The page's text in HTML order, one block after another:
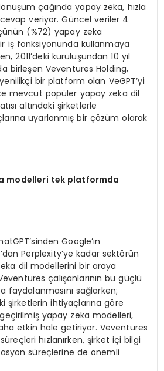
çağında yapay zeka, hızla
veriyor. Güncel veriler 4
(%72) yapay zeka
iş fonksiyonunda kullanmaya
2011’deki kuruluşundan 10 yıl
birleşen Veventures Holding,
bir platform olan VeGPT’yi
mevcut popüler yapay zeka dil
altındaki şirketlerle
uyarlanmış bir çözüm olarak
modelleri tek platformda
Google’ın
Perplexity’ye kadar sektörün
dil modellerini bir araya
çalışanlarının bu güçlü
faydalanmasını sağlarken;
şirketlerin ihtiyaçlarına göre
yapay zeka modelleri,
etkin hale getiriyor. Veventures
hızlanırken, şirket içi bilgi
süreçlerine de önemli